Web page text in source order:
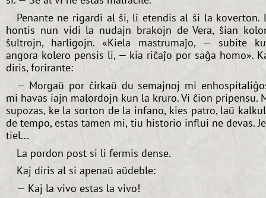
Penante ne rigardi al ŝi, li etendis al ŝi la koverton.
hontis nun vidi la nudajn brakojn de Vera, ŝian
ŝultrojn, harligojn. «Kiela mastrumaĵo, — subite
angora kolero pensis li, — kia riĉaĵo por saĝa homo».
diris, forirante:
— Morgaŭ por ĉirkaŭ du semajnoj mi
mi havas iajn malordojn kun la kruro. Vi ĉion pripensu.
supozas, ke la sorton de la infano, kies patro, laŭ
de tempo, estas tamen mi, tiu historio influi ne devas.
tiel...
La pordon post si li fermis dense.
Kaj diris al si apenaŭ aŭdeble:
— Kaj la vivo estas la vivo!